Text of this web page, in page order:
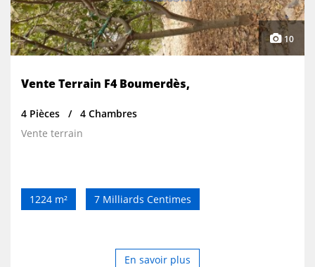
10
Vente Terrain F4 Boumerdès,
4 Pièces
4 Chambres
Vente terrain
1224 m² 7 Milliards Centimes
En savoir plus